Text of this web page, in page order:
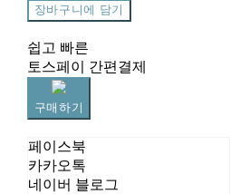
장바구니에 담기
쉽고 빠른
토스페이 간편결제
구매하기
페이스북
카카오톡
네이버 블로그